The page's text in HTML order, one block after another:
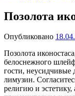
Позолота
Опубликовано
Позолота
белоснежного
гости, неусидчивые
лимузин.
религию и эстетику,